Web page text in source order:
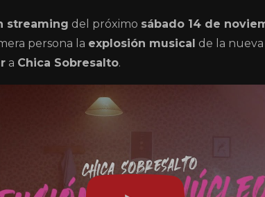
streaming del próximo sábado 14 de
persona la explosión musical de la
a Chica Sobresalto.